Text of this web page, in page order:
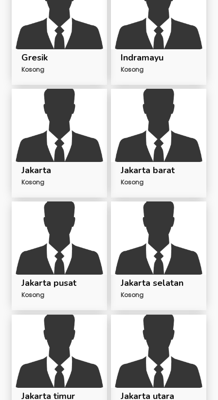
Gresik
Kosong
Indramayu
Kosong
Jakarta
Kosong
Jakarta barat
Kosong
Jakarta pusat
Kosong
Jakarta selatan
Kosong
Jakarta timur Jakarta utara